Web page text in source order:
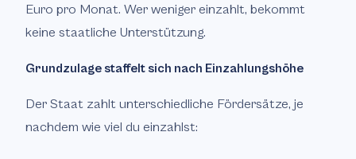
Euro pro Monat. Wer weniger einzahlt, bekommt
keine staatliche Unterstützung.
Grundzulage staffelt sich nach Einzahlungshöhe
Der Staat zahlt unterschiedliche Fördersätze, je
nachdem wie viel du einzahlst: